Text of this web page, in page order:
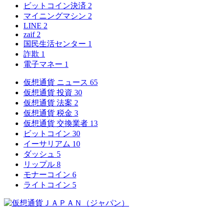
ビットコイン決済 2
マイニングマシン 2
LINE 2
zaif 2
国民生活センター 1
詐欺 1
電子マネー 1
仮想通貨 ニュース 65
仮想通貨 投資 30
仮想通貨 法案 2
仮想通貨 税金 3
仮想通貨 交換業者 13
ビットコイン 30
イーサリアム 10
ダッシュ 5
リップル 8
モナーコイン 6
ライトコイン 5